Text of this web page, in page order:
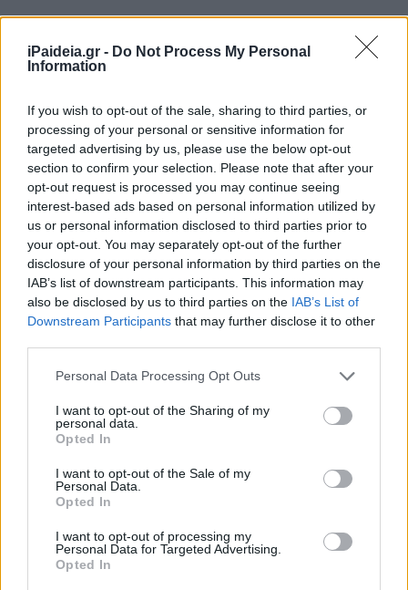
iPaideia.gr - Do Not Process My Personal
Information
If you wish to opt-out of the sale, sharing to third parties, or
processing of your personal or sensitive information for
targeted advertising by us, please use the below opt-out
section to confirm your selection. Please note that after your
opt-out request is processed you may continue seeing
interest-based ads based on personal information utilized by
us or personal information disclosed to third parties prior to
your opt-out. You may separately opt-out of the further
disclosure of your personal information by third parties on the
IAB’s list of downstream participants. This information may
also be disclosed by us to third parties on the IAB’s List of
Downstream Participants that may further disclose it to other
Please note that this website/app uses one or more Google
not limited to your visit or usage behaviour. You may click to
grant or deny consent to Google and its third-party tags to
use your data for below specified purposes in below Google
consent section.
Personal Data Processing Opt Outs
I want to opt-out of the Sharing of my
personal data.
Opted In
I want to opt-out of the Sale of my
Personal Data.
Opted In
I want to opt-out of processing my
Personal Data for Targeted Advertising.
Opted In
Ακολουθείστε το iPaideia.gr στο
Ειδήσεις για την Παιδεία και την